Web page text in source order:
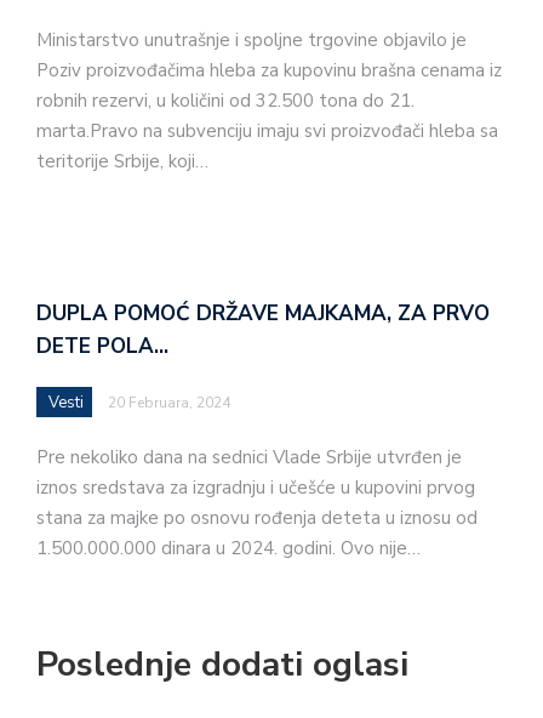
Ministarstvo unutrašnje i spoljne trgovine objavilo je
Poziv proizvođačima hleba za kupovinu brašna cenama iz
robnih rezervi, u količini od 32.500 tona do 21.
marta.Pravo na subvenciju imaju svi proizvođači hleba sa
teritorije Srbije, koji…
DUPLA POMOĆ DRŽAVE MAJKAMA, ZA PRVO
DETE POLA…
Vesti 20 Februara, 2024
Pre nekoliko dana na sednici Vlade Srbije utvrđen je
iznos sredstava za izgradnju i učešće u kupovini prvog
stana za majke po osnovu rođenja deteta u iznosu od
1.500.000.000 dinara u 2024. godini. Ovo nije…
Poslednje dodati oglasi